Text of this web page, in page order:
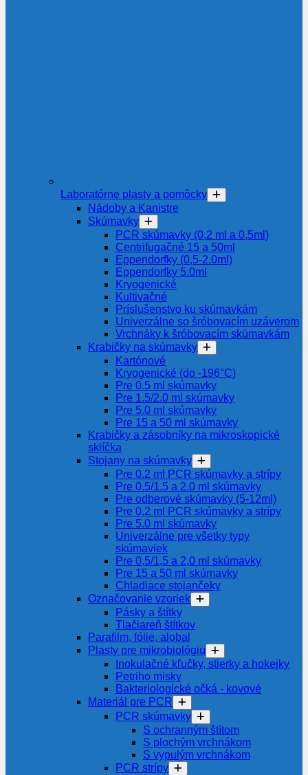
Laboratórne plasty a pomôcky
Nádoby a Kanistre
Skúmavky
PCR skúmavky (0,2 ml a 0,5ml)
Centrifugačné 15 a 50ml
Eppendorfky (0,5-2.0ml)
Eppendorfky 5.0ml
Kryogenické
Kultivačné
Príslušenstvo ku skúmavkám
Univerzálne so šróbovacím uzáverom
Vrchnáky k šróbovacím skúmavkám
Krabičky na skúmavky
Kartónové
Kryogenické (do -196°C)
Pre 0.5 ml skúmavky
Pre 1.5/2.0 ml skúmavky
Pre 5.0 ml skúmavky
Pre 15 a 50 ml skúmavky
Krabičky a zásobníky na mikroskopické
sklíčka
Stojany na skúmavky
Pre 0.2 ml PCR skúmavky a strípy
Pre 0.5/1.5 a 2.0 ml skúmavky
Pre odberové skúmavky (5-12ml)
Pre 0,2 ml PCR skúmavky a strípy
Pre 5.0 ml skúmavky
Univerzálne pre všetky typy
skúmaviek
Pre 0,5/1,5 a 2,0 ml skúmavky
Pre 15 a 50 ml skúmavky
Chladiace stojančeky
Označovanie vzoriek
Pásky a štítky
Tlačiareň štítkov
Parafilm, fólie, alobal
Plasty pre mikrobiológiu
Inokulačné kľučky, stierky a hokejky
Petriho misky
Bakteriologické očká - kovové
Materiál pre PCR
PCR skúmavky
S ochranným štítom
S plochým vrchnákom
S vypulým vrchnákom
PCR strípy